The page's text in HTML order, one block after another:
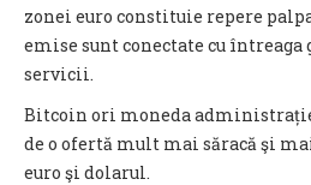
zonei euro constituie repere
emise sunt conectate cu întreaga
servicii.
Bitcoin ori moneda
de o ofertă mult mai săracă şi
euro şi dolarul.